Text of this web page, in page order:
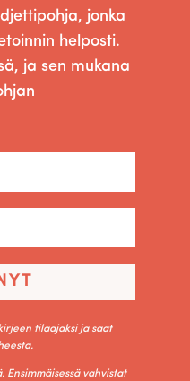
jonka
helposti.
ja sen mukana
tilaajaksi ja saat
Ensimmäisessä vahvistat